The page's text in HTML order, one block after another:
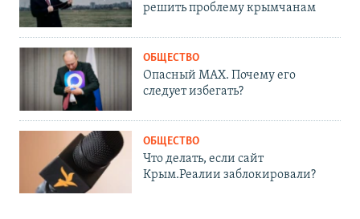
решить проблему крымчанам
ОБЩЕСТВО
Опасный MAX. Почему его
следует избегать?
ОБЩЕСТВО
Что делать, если сайт
Крым.Реалии заблокировали?